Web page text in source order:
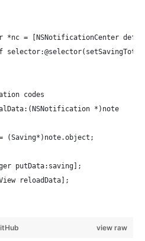
*nc = [NSNotificationCenter
codes
*)note
(Saving*)note.object;
putData:saving];
reloadData];
view raw